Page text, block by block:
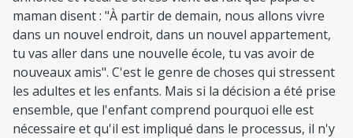
maman disent : "À partir de demain, nous allons vivre
dans un nouvel endroit, dans un nouvel appartement,
tu vas aller dans une nouvelle école, tu vas avoir de
nouveaux amis". C'est le genre de choses qui stressent
les adultes et les enfants. Mais si la décision a été prise
ensemble, que l'enfant comprend pourquoi elle est
nécessaire et qu'il est impliqué dans le processus, il n'y